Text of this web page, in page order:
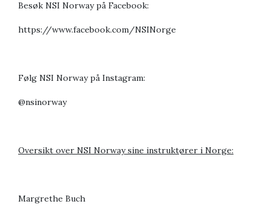
Besøk NSI Norway på Facebook:
https://www.facebook.com/NSINorge
Følg NSI Norway på Instagram:
@nsinorway
Oversikt over NSI Norway sine instruktører i Norge:
Margrethe Buch